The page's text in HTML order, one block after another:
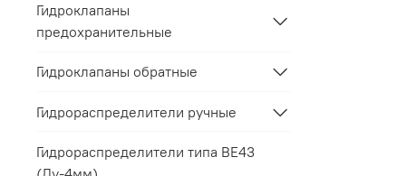
Гидроклапаны
предохранительные
Гидроклапаны обратные
Гидрораспределители ручные
Гидрораспределители типа ВЕ43